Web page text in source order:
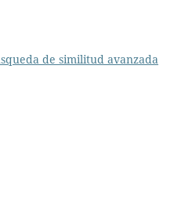
de similitud avanzada